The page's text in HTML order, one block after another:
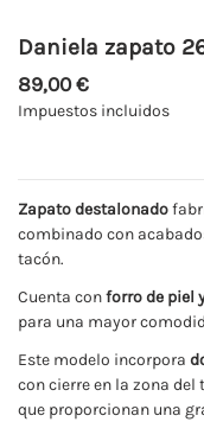
Daniela zapato
89,00 €
Impuestos incluidos
Zapato destalonado
combinado con
tacón.
Cuenta conforro de piel
para una mayor
Este modelo incorpora
con cierre en la zona
que proporcionan una